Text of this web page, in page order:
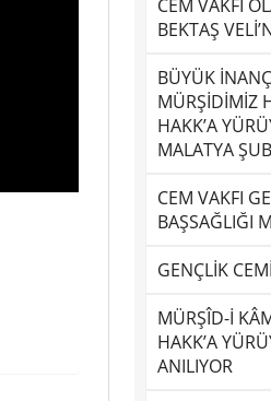
CEM VAKFI
BEKTAŞ
BÜYÜK
MÜRŞİDİMİZ
HAKK’A
MALATYA
CEM VAKFI
BAŞSAĞLIĞI
GENÇLİK
MÜRŞÎD-İ
HAKK’A
ANILIYOR